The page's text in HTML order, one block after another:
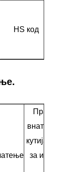
HS код
Празно за
внатрешната
кутија, ознака
за испорака